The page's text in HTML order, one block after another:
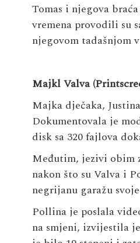
Tomas i njegova
vremena provodili su
njegovom tadašnjom
Majkl Valva
Majka dječaka,
Dokumentovala je
disk sa 320 fajlova
Međutim, jezivi obim
nakon što su Valva i
negrijanu garažu
Pollina je poslala
na smjeni, izvijestila